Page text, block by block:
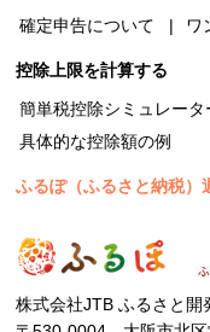
確定申告について
ワ
控除上限を計算する
簡単税控除シミュレータ
具体的な控除額の例
ふるぽ（ふるさと納税）
株式会社JTB ふるさと開